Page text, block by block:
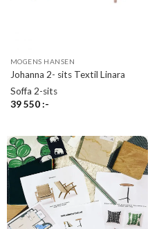
MOGENS HANSEN
Johanna 2- sits Textil Linara
Soffa 2-sits
39 550:-